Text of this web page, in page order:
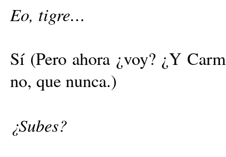
Eo, tigre…
Sí (Pero ahora ¿voy? ¿Y
no, que nunca.)
¿Subes?